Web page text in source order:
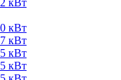
кВт
кВт
кВт
кВт
кВт